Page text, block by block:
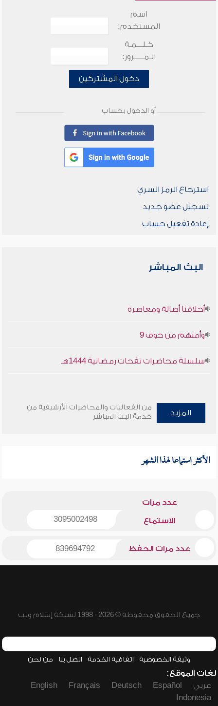
اسم
المستخدم:
كـلـــمـة
الـمـــــرور:
دخول المشتركين
أو الدخول بحساب
استرجاع الرمز السري
تسجيل عضو جديد
إعادة تفعيل حساب
البث المباشر
أخلاقنا أصالة ومعاصرة
وأمنهم من خوف 9
سلسلة محاضرات نفحات رمضانية 1444هـ
المزيد
من الفعاليات والمحاضرات الأرشيفية من
خدمة البث المباشر
الأكثر استماعا لهذا الشهر
عدد مرات
الاستماع 3095002498
عدد مرات الحفظ 839694792
جميع الحقوق محفوظة © 2026 - 1998 لشبكة إسلام ويب
وثيقة الخصوصية اتفاقية الخدمة اتصل بنا من نحن
لغات الموقع:
عربي
Español
Deutsch
Français
English
Indonesia